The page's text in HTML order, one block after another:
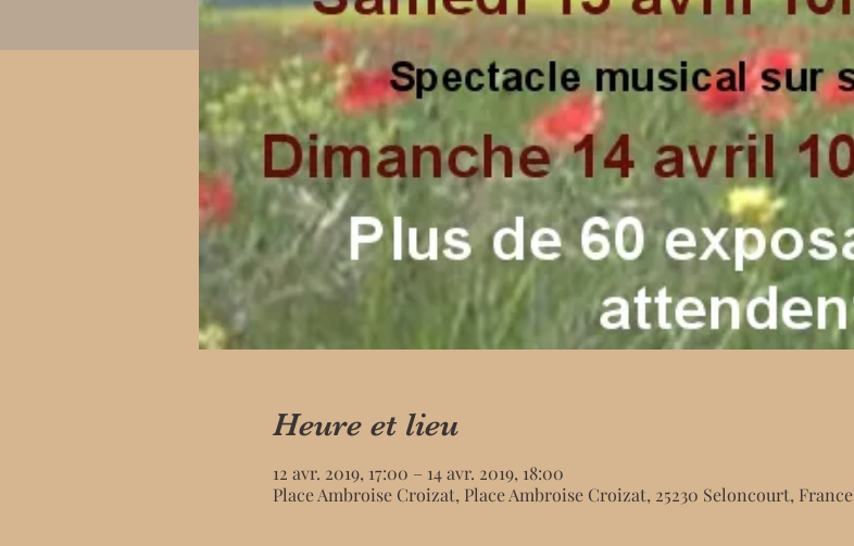
Heure et lieu
12 avr. 2019, 17:00 – 14 avr. 2019, 18:00
Place Ambroise Croizat, Place Ambroise Croizat, 25230 Seloncourt, France